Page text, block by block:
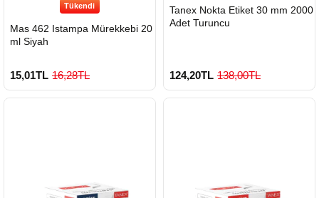
Tükendi
Mas 462 Istampa Mürekkebi 20
ml Siyah
15,01TL 16,28TL
GÖNDERİ
Tanex Nokta Etiket 30 mm 2000
Adet Turuncu
124,20TL 138,00TL